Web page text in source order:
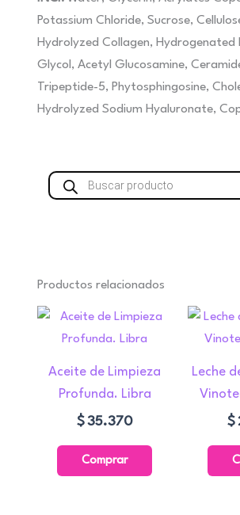
Potassium Chloride, Sucrose,
Hydrolyzed Collagen, Hydrogenated
Glycol, Acetyl Glucosamine,
Tripeptide-5, Phytosphingosine,
Hydrolyzed Sodium Hyaluronate,
Búsqueda
de
Productos relacionados
Aceite de Limpieza
Profunda. Libra
$ 35.370
Comprar
Leche
$